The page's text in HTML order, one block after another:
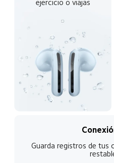
ejercicio o viajas
Guarda registros de tus